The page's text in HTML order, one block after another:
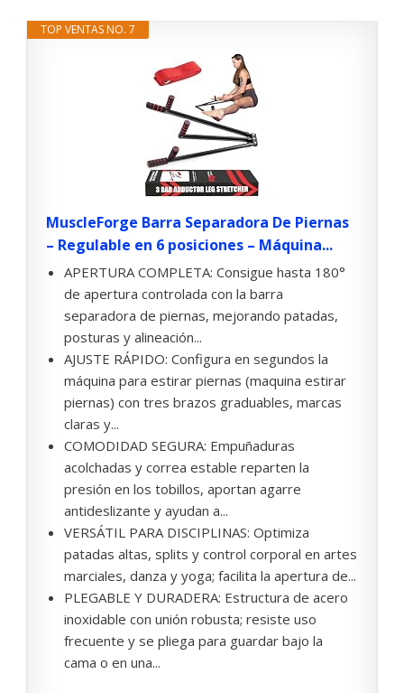
TOP VENTAS NO. 7
MuscleForge Barra Separadora De Piernas
– Regulable en 6 posiciones – Máquina...
APERTURA COMPLETA: Consigue hasta 180°
de apertura controlada con la barra
separadora de piernas, mejorando patadas,
posturas y alineación...
AJUSTE RÁPIDO: Configura en segundos la
máquina para estirar piernas (maquina estirar
piernas) con tres brazos graduables, marcas
claras y...
COMODIDAD SEGURA: Empuñaduras
acolchadas y correa estable reparten la
presión en los tobillos, aportan agarre
antideslizante y ayudan a...
VERSÁTIL PARA DISCIPLINAS: Optimiza
patadas altas, splits y control corporal en artes
marciales, danza y yoga; facilita la apertura de...
PLEGABLE Y DURADERA: Estructura de acero
inoxidable con unión robusta; resiste uso
frecuente y se pliega para guardar bajo la
cama o en una...